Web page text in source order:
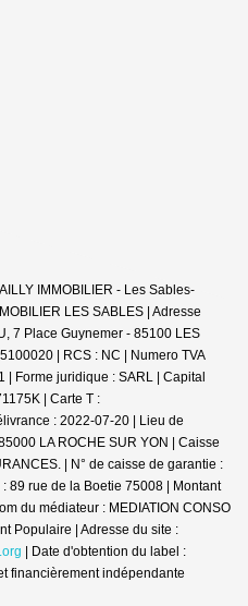
IMMOBILIER - Les Sables-
LES SABLES | Adresse
7 Place Guynemer - 85100 LES
| RCS : NC | Numero TVA
| Forme juridique : SARL | Capital
| Carte T :
: 2022-07-20 | Lieu de
LA ROCHE SUR YON | Caisse
| N° de caisse de garantie :
89 rue de la Boetie 75008 | Montant
du médiateur : MEDIATION CONSO
Populaire | Adresse du site :
| Date d'obtention du label :
financièrement indépendante